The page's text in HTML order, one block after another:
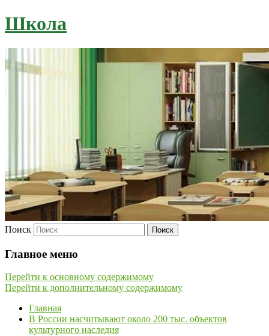
Школа
Поиск
Главное меню
Перейти к основному содержимому
Перейти к дополнительному содержимому
Главная
В России насчитывают около 200 тыс. объектов
культурного наследия